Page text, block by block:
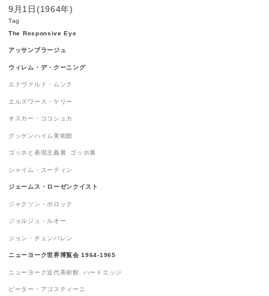
ニューヨーク近代美術館
ワシリー・カンディンスキー
9月1日(1964年)
Tag
The Responsive Eye
アッサンブラージュ
ウィレム・デ・クーニング
エドヴァルド・ムンク
エルズワース・ケリー
オスカー・ココシュカ
グッゲンハイム美術館
ゴッホと表現主義展 ゴッホ展
シャイム・スーティン
ジェームス・ローゼンクイスト
ジャクソン・ポロック
ジョルジュ・ルオー
ジョン・チェンバレン
ニューヨーク世界博覧会 1964-1965
ニューヨーク近代美術館 ハードエッジ
ピーター・アゴスティーニ